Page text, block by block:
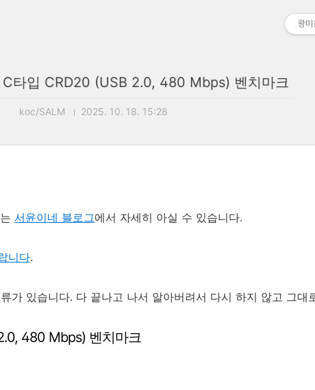
C타입 CRD20 (USB 2.0, 480 Mbps) 벤치마크
koc/SALM 2025. 10. 18. 15:28
서윤이네 블로그에서 자세히 아실 수 있습니다.
니다.
가 있습니다. 다 끝나고 나서 알아버려서 다시 하지 않고 그대
480 Mbps) 벤치마크
왕미